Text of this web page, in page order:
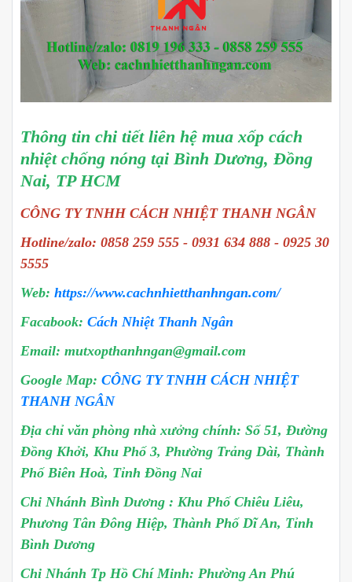
Thông tin chi tiết liên hệ mua xốp cách
nhiệt chống nóng tại Bình Dương, Đồng
Nai, TP HCM
CÔNG TY TNHH CÁCH NHIỆT THANH NGÂN
Hotline/zalo: 0858 259 555 - 0931 634 888 - 0925 30
5555
Web: https://www.cachnhietthanhngan.com/
Facabook: Cách Nhiệt Thanh Ngân
Email: mutxopthanhngan@gmail.com
Google Map: CÔNG TY TNHH CÁCH NHIỆT
THANH NGÂN
Địa chỉ văn phòng nhà xưởng chính: Số 51, Đường
Đồng Khởi, Khu Phố 3, Phường Trảng Dài, Thành
Phố Biên Hoà, Tỉnh Đồng Nai
Chi Nhánh Bình Dương : Khu Phố Chiêu Liêu,
Phương Tân Đông Hiệp, Thành Phố Dĩ An, Tỉnh
Bình Dương
Chi Nhánh Tp Hồ Chí Minh: Phường An Phú